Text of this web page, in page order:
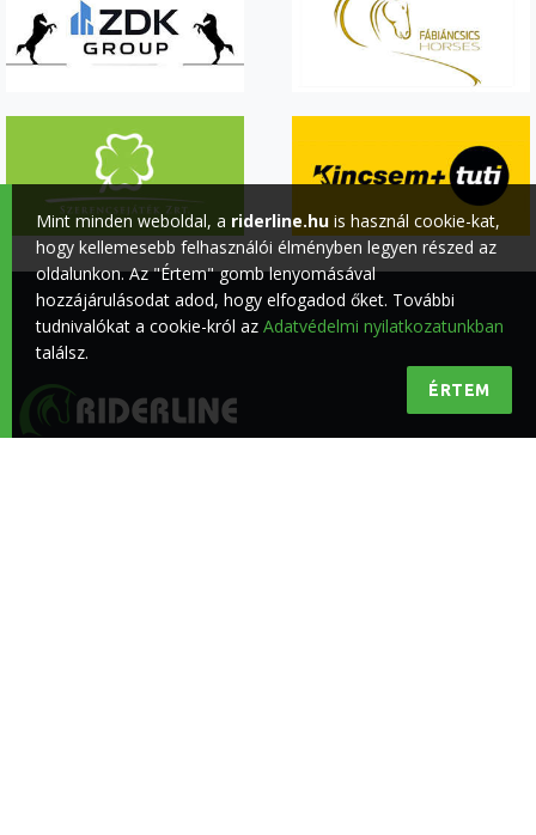
Mint minden weboldal, a riderline.hu is használ cookie-kat,
hogy kellemesebb felhasználói élményben legyen részed az
oldalunkon. Az "Értem" gomb lenyomásával
hozzájárulásodat adod, hogy elfogadod őket. További
tudnivalókat a cookie-król az Adatvédelmi nyilatkozatunkban
találsz.
ÉRTEM